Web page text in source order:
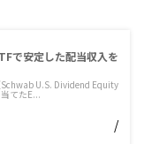
で安定した配当収入を
U.S. Dividend Equity
てたE...
/